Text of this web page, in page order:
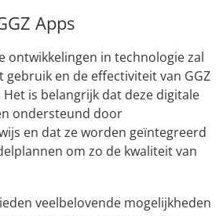
Apps
ontwikkelingen in technologie zal
gebruik en de effectiviteit van GGZ
is belangrijk dat deze digitale
ondersteund door
en dat ze worden geïntegreerd
om zo de kwaliteit van
veelbelovende mogelijkheden